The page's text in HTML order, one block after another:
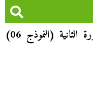
الفرض الأول في الاجتماعيات الدورة الثانية (النموذج 06)